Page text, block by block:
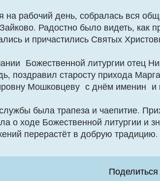
на рабочий день, собралась вся
Радостно было видеть, как
и причастились Святых
Божественной литургии отец
поздравил старосту прихода
Мошковцеву с днём именин и
была трапеза и чаепитие.
о ходе Божественной литургии и
перерастёт в добрую традицию.
Поделиться